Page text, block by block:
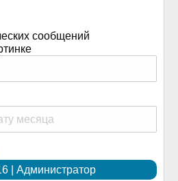
сообщений
| Администратор